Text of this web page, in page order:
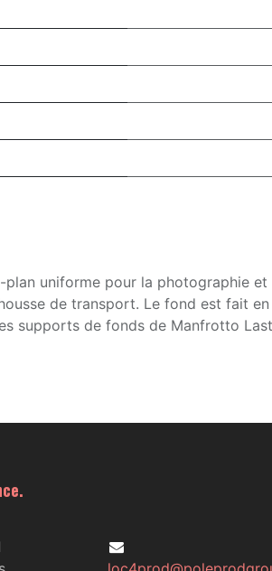
uniforme pour la photographie et
de transport. Le fond est fait
supports de fonds de Manfrotto